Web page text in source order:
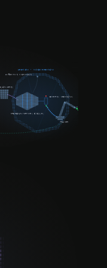
Σχεδιαστής
Ασφάλεια + κυβερνοασφάλεια
Ντετερμινιστικός έλεγχος
Επόπτης ασφάλειας
Ανθρώπινη παράκαμψη
Ρομπότ